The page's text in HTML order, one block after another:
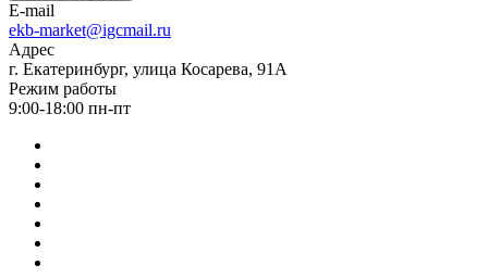
E-mail
ekb-market@igcmail.ru
Адрес
г. Екатеринбург, улица Косарева, 91А
Режим работы
9:00-18:00 пн-пт